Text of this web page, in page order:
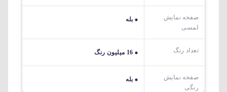
صفحه نمایش
لمسی
بله
تعداد رنگ 16 میلیون رنگ
صفحه نمایش
رنگی
بله